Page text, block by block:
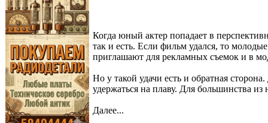
Когда юный актер попадает в
так и есть. Если фильм удался, то
приглашают для рекламных съемок и в
Но у такой удачи есть и обратная
удержаться на плаву. Для большинства
Далее...